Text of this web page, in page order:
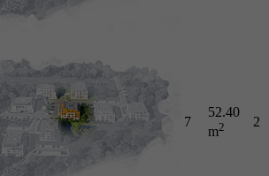
7
52.40
m2 2